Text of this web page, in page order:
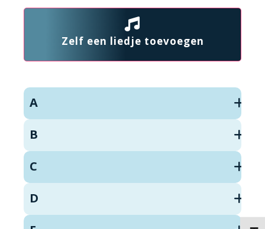
Zelf een liedje toevoegen
A
B
C
D